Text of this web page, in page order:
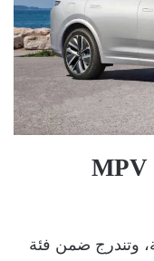
: سيارة MPV
وتندرج ضمن فئة